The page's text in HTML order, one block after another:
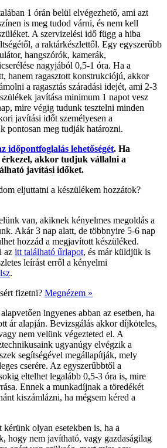
1 órán belül elvégezhető, ami azt
is meg tudod várni, és nem kell
A szervizelési idő függ a hiba
a raktárkészlettől. Egy egyszerűbb
hangszórók, kamerák,
nagyjából 0,5-1 óra. Ha a
hanem ragasztott konstrukciójú, akkor
a ragasztás száradási idejét, ami 2-3
javítása minimum 1 napot vesz
mire végig tudunk tesztelni minden
javítási időt személyesen a
pontosan meg tudják határozni.
időpontfoglalás lehetőségét. Ha
érkezel, akkor tudjuk vállalni a
javítási időket.
eljuttatni a készülékem hozzátok?
van, akiknek kényelmes megoldás a
Akár 3 nap alatt, de többnyire 5-6 nap
hozzád a megjavított készüléked.
az itt található űrlapot, és már küldjük is
leírást erről a kényelmi
.
fizetni? Megnézem »
ingyenes abban az esetben, ha
ár alapján. Bevizsgálás akkor díjköteles,
nem velünk végezteted el. A
ugyanúgy elvégzik a
segítségével megállapítják, mely
cserére. Az egyszerűbbtől a
eltelhet legalább 0,5-3 óra is, mire
Ennek a munkadíjnak a töredékét
kiszámlázni, ha mégsem kéred a
olyan esetekben is, ha a
hogy nem javítható, vagy gazdaságilag